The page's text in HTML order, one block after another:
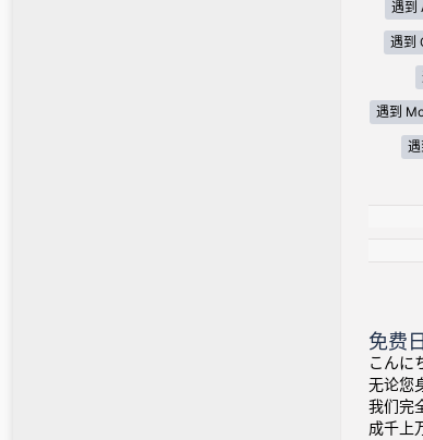
遇到
遇到
遇到
免费
こんに
无论您
我们完
成千上